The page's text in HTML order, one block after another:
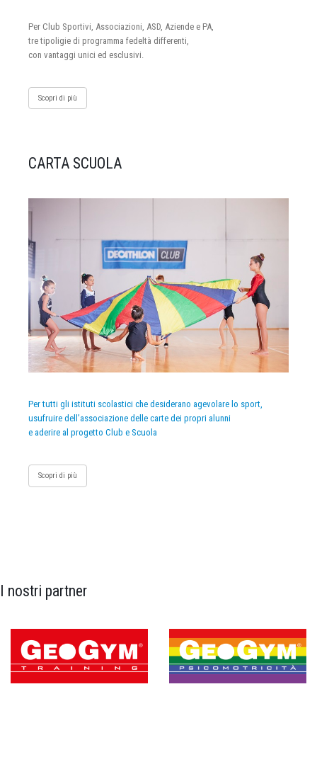
Per Club Sportivi, Associazioni, ASD, Aziende e PA,
tre tipoligie di programma fedeltà differenti,
con vantaggi unici ed esclusivi.
Scopri di più
CARTA SCUOLA
Per tutti gli istituti scolastici che desiderano agevolare lo sport,
usufruire dell’associazione delle carte dei propri alunni
e aderire al progetto Club e Scuola
Scopri di più
I nostri partner